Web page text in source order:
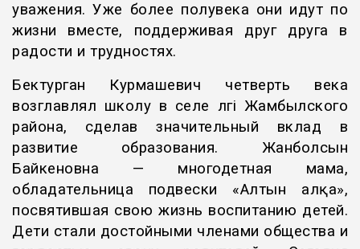
уважения. Уже более полувека они идут по
жизни вместе, поддерживая друг друга в
радости и трудностях.
Бектурган Курмашевич четверть века
возглавлял школу в селе Үлгі Жамбылского
района, сделав значительный вклад в
развитие образования. Жанболсын
Байкеновна — многодетная мама,
обладательница подвески «Алтын алқа»,
посвятившая свою жизнь воспитанию детей.
Дети стали достойными членами общества и